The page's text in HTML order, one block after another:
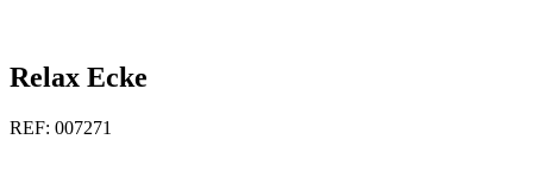
Relax Ecke
REF: 007271